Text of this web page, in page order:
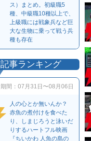
ス）まとめ。初級職5
種、中級職10種以上で、
上級職には戦象兵など巨
大な生物に乗って戦う兵
種も存在
事ランキング
間： 07月31日〜08月06日
人の心とか無いんか？
赤魚の煮付けを食べた
り、しまじろうと泳いだ
りするハートフル映画
『ちいかわ 人魚の島の